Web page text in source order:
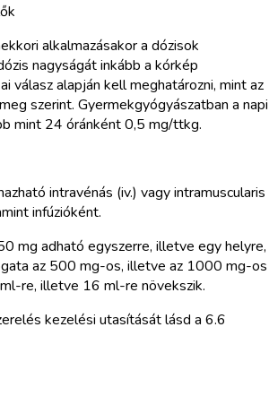
alkalmazásakor a dózisok
nagyságát inkább a kórkép
válasz alapján kell meghatározni, mint az
szerint. Gyermekgyógyászatban a napi
mint 24 óránként 0,5 mg/ttkg.
intravénás (iv.) vagy intramuscularis
infúzióként.
mg adható egyszerre, illetve egy helyre,
az 500 mg-os, illetve az 1000 mg-os
re, illetve 16 ml-re növekszik.
kezelési utasítását lásd a 6.6